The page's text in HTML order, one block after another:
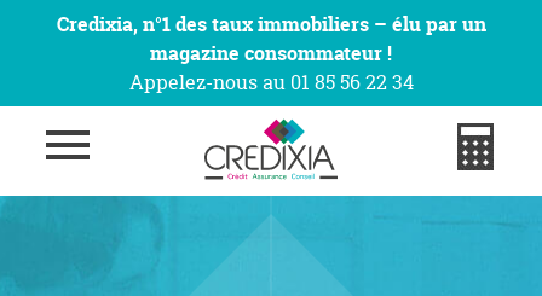
Credixia, n°1 des taux immobiliers – élu par un
magazine consommateur !
Appelez-nous au 01 85 56 22 34